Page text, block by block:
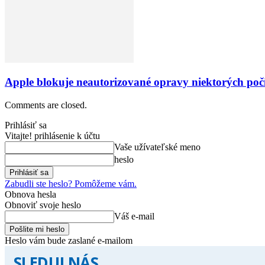
Apple blokuje neautorizované opravy niektorých
Comments are closed.
Prihlásiť sa
Vitajte! prihlásenie k účtu
Vaše užívateľské meno
heslo
Zabudli ste heslo? Pomôžeme vám.
Obnova hesla
Obnoviť svoje heslo
Váš e-mail
Heslo vám bude zaslané e-mailom